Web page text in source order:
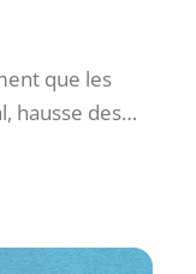
que les
hausse des…